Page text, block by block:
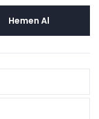
Hemen Al